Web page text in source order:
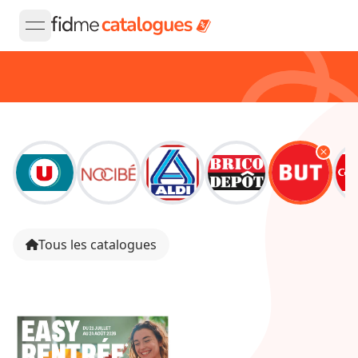
open navigation menu
Tous les catalogues